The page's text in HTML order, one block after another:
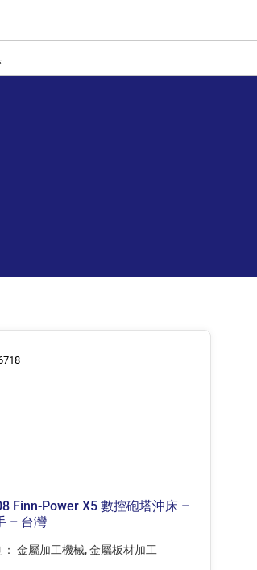
Finn-Power X5 數控砲塔沖床 –
– 台灣
金屬加工機械,金屬板材加工